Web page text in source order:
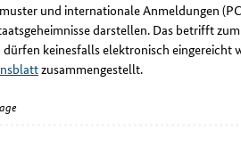
und internationale Anmeldungen
darstellen. Das betrifft
dürfen keinesfalls elektronisch
zusammengestellt.